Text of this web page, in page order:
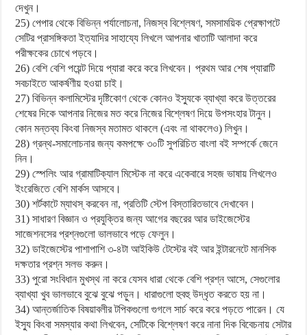
দেখুন।
25) পেপার থেকে বিভিন্ন পর্যালোচনা, নিজস্ব বিশ্লেষণ, সমসাময়িক প্রেক্ষাপটে
সেটির প্রাসঙ্গিকতা ইত্যাদির সাহায্যে লিখলে আপনার খাতাটি আলাদা করে
পরীক্ষকের চোখে পড়বে।
26) বেশি বেশি পয়েন্ট দিয়ে প্যারা করে করে লিখবেন। প্রথম আর শেষ প্যারাটি
সবচাইতে আকর্ষণীয় হওয়া চাই।
27) বিভিন্ন কলামিস্টের দৃষ্টিকোণ থেকে কোনও ইস্যুকে ব্যাখ্যা করে উত্তরের
শেষের দিকে আপনার নিজের মত করে নিজের বিশ্লেষণ দিয়ে উপসংহার টানুন।
কোন মন্তব্য কিংবা নিজস্ব মতামত থাকলে (এবং না থাকলেও) লিখুন।
28) গ্রন্থ-সমালোচনার জন্য কমপক্ষে ৩০টি সুপরিচিত বাংলা বই সম্পর্কে জেনে
নিন।
29) স্পেলিং আর গ্রামাটিক্যাল মিস্টেক না করে একেবারে সহজ ভাষায় লিখলেও
ইংরেজিতে বেশি মার্কস আসবে।
30) শর্টকাটে ম্যাথস্ করবেন না, প্রতিটি স্টেপ বিস্তারিতভাবে দেখাবেন।
31) সাধারণ বিজ্ঞান ও প্রযুক্তির জন্য আগের বছরের আর ডাইজেস্টের
সাজেশনসের প্রশ্নগুলো ভালভাবে পড়ে ফেলুন।
32) ডাইজেস্টের পাশাপাশি ৩-৪টা আইকিউ টেস্টের বই আর ইন্টারনেটে মানসিক
দক্ষতার প্রশ্ন সলভ করুন।
33) পুরো সংবিধান মুখস্থ না করে যেসব ধারা থেকে বেশি প্রশ্ন আসে, সেগুলোর
ব্যাখ্যা খুব ভালভাবে বুঝে বুঝে পড়ুন। ধারাগুলো হুবহু উদ্ধৃত করতে হয় না।
34) আন্তর্জাতিক বিষয়াবলীর টপিকগুলো গুগলে সার্চ করে করে পড়তে পারেন। যে
ইস্যু কিংবা সমস্যার কথা লিখবেন, সেটিকে বিশ্লেষণ করে নানা দিক বিবেচনায় সেটার